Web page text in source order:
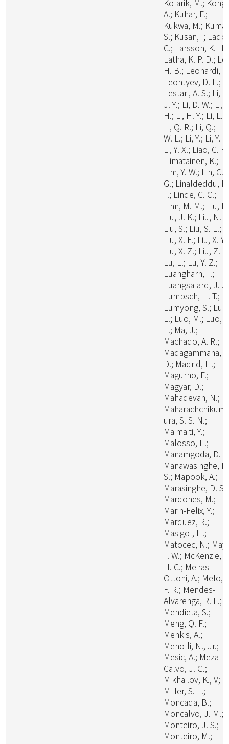
Kolarik, M.; Kong,
A.; Kuhar, F.;
Kukwa, M.;
S.; Kusan, I; Lado,
C.; Larsson, K. H.;
Latha, K. P. D.;
H. B.; Leonardi,
Leontyev, D. L.;
Lestari, A. S.; Li,
J. Y.; Li, D. W.; Li,
H.; Li, H. Y.; Li, L.;
Li, Q. R.; Li, Q.; Li,
W. L.; Li, Y.; Li, Y.
Li, Y. X.; Liao, C. F.;
Liimatainen, K.;
Lim, Y. W.; Lin, C.
G.; Linaldeddu, B.
T.; Linde, C. C.;
Linn, M. M.; Liu,
Liu, J. K.; Liu, N.
Liu, S.; Liu, S. L.;
Liu, X. F.; Liu, X. Y.;
Liu, X. Z.; Liu, Z.
Lu, L.; Lu, Y. Z.;
Luangharn, T.;
Luangsa-ard, J.
Lumbsch, H. T.;
Lumyong, S.;
L.; Luo, M.; Luo,
L.; Ma, J.;
Machado, A. R.;
Madagammana,
D.; Madrid, H.;
Magurno, F.;
Magyar, D.;
Mahadevan, N.;
ura, S. S. N.;
Maimaiti, Y.;
Malosso, E.;
Manamgoda, D.
Manawasinghe, I.
S.; Mapook, A.;
Marasinghe, D. S.;
Mardones, M.;
Marin-Felix, Y.;
Marquez, R.;
Masigol, H.;
Matocec, N.; May,
T. W.; McKenzie,
H. C.; Meiras-
Ottoni, A.; Melo,
F. R.; Mendes-
Alvarenga, R. L.;
Mendieta, S.;
Meng, Q. F.;
Menkis, A.;
Menolli, N., Jr.;
Mesic, A.; Meza
Calvo, J. G.;
Mikhailov, K., V;
Miller, S. L.;
Moncada, B.;
Moncalvo, J. M.;
Monteiro, J. S.;
Monteiro, M.;